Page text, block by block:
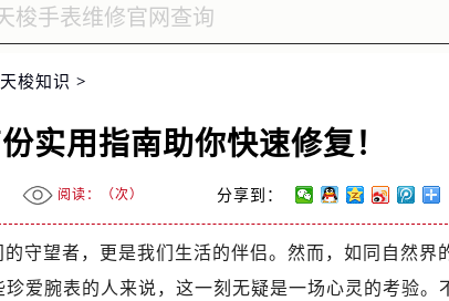
写字楼22层C1-1室（需提前预约）
融中心写字楼35层3508室（需提前预约）
1号楼16层1604室（需提前预约）
塔写字楼（华润万象城）17层1706室（需提前预约）
座5层503-5室（需提前预约）
字楼4号楼22层2209室（需提前预约）
天梭知识 >
实用指南助你快速修复！
阅读：（次） 分享到：
守望者，更是我们生活的伴侣。然而，如同自然界
爱腕表的人来说，这一刻无疑是一场心灵的考验。